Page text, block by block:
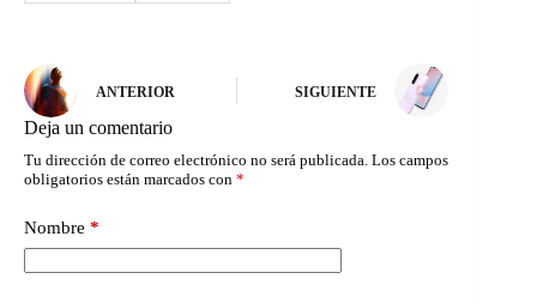
ANTERIOR SIGUIENTE
Deja un comentario
Tu dirección de correo electrónico no será publicada. Los campos
obligatorios están marcados con *
Nombre *